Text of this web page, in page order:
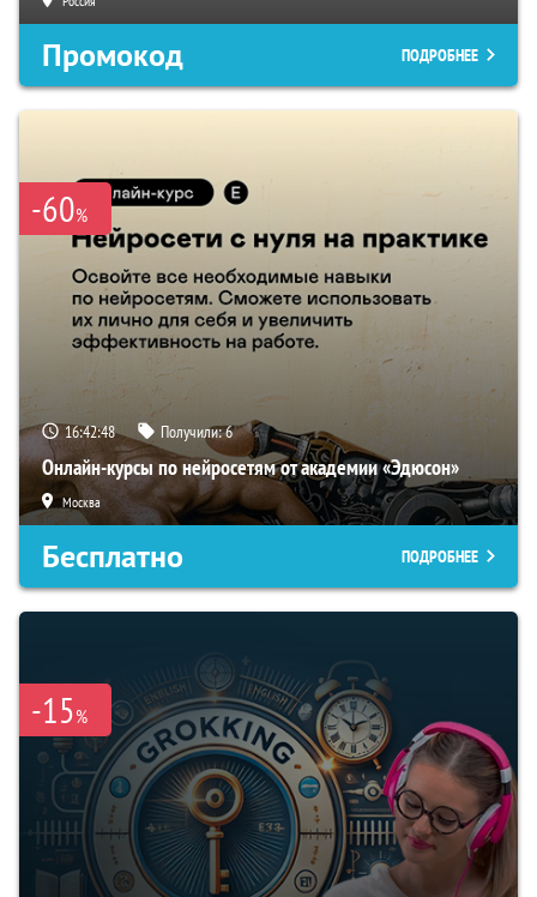
Промокод ПОДРОБНЕЕ
-60%
16:42:47 Получили:6
Онлайн-курсы по нейросетям от академии «Эдюсон»
Москва
Бесплатно ПОДРОБНЕЕ
-15%